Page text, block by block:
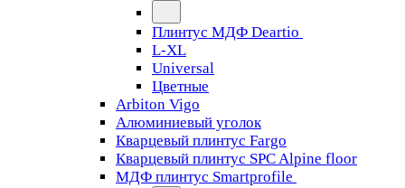
Плинтус МДФ Deartio
L-XL
Universal
Цветные
Arbiton Vigo
Алюминиевый уголок
Кварцевый плинтус Fargo
Кварцевый плинтус SPC Alpine floor
МДФ плинтус Smartprofile